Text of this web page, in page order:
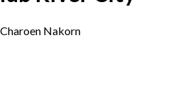
Charoen Nakorn